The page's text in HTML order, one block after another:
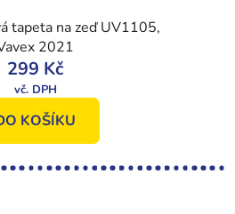
tapeta na zeď UV1105,
2021
299 Kč
KOŠÍKU